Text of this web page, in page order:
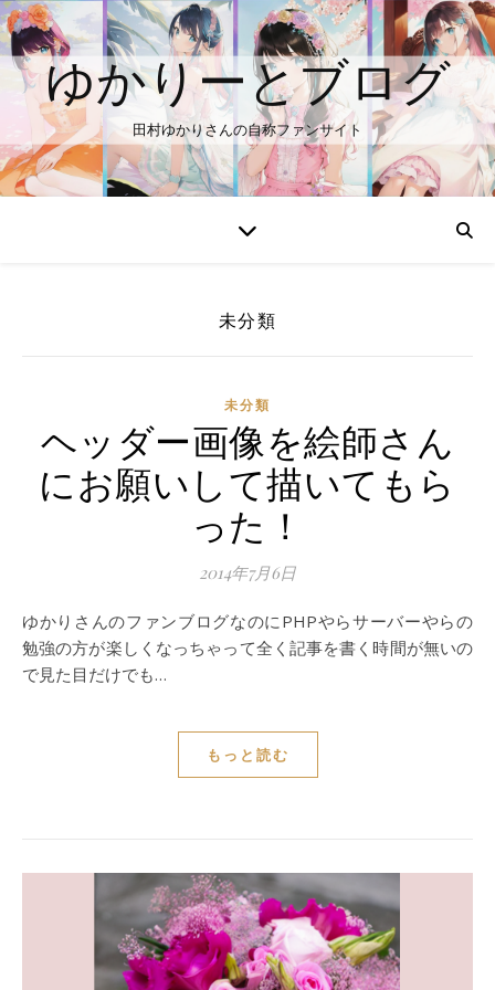
ゆかりーとブログ
田村ゆかりさんの自称ファンサイト
未分類
未分類
ヘッダー画像を絵師さん
にお願いして描いてもら
った！
2014年7月6日
ゆかりさんのファンブログなのにPHPやらサーバーやらの
勉強の方が楽しくなっちゃって全く記事を書く時間が無いの
で見た目だけでも…
もっと読む